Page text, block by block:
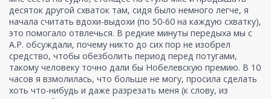
десяток другой схваток там, сидя было немного легче, я
начала считать вдохи-выдохи (по 50-60 на каждую схватку),
это помогало отвлечься. В редкие минуты передыха мы с
А.Р. обсуждали, почему никто до сих пор не изобрел
средство, чтобы обезболить период перед потугами,
такому человеку точно дали бы Нобелевскую премию. В 10
часов я взмолилась, что больше не могу, просила сделать
хоть что-нибудь и даже разрезать меня (к слову, из